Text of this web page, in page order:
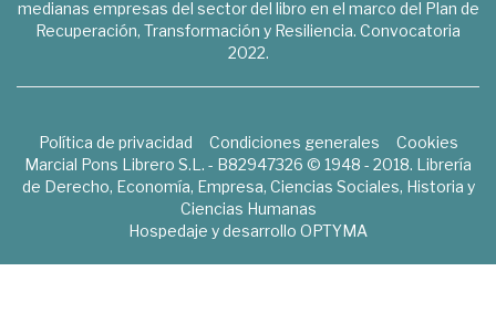
medianas empresas del sector del libro en el marco del Plan de
Recuperación, Transformación y Resiliencia. Convocatoria
2022.
Política de privacidad Condiciones generales
Cookies
Marcial Pons Librero S.L. - B82947326 © 1948 - 2018. Librería
de Derecho, Economía, Empresa, Ciencias Sociales, Historia y
Ciencias Humanas
Hospedaje y desarrollo OPTYMA